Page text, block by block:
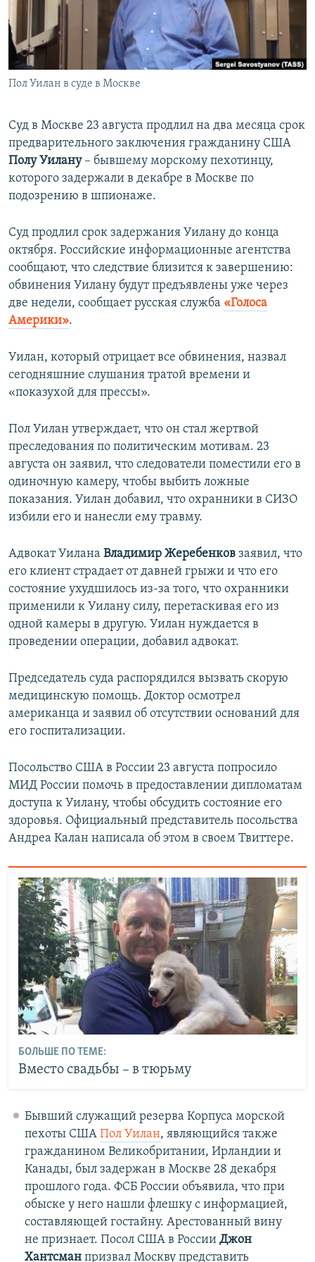
ПОБЕДИТЕЛЕЙ НЕ СУДЯТ?
КРЫМ.НЕПОКОРЕННЫЙ
ELIFBE
УКРАИНСКАЯ ПРОБЛЕМА КРЫМА
Пол Уилан в суде в Москве
Суд в Москве 23 августа продлил на два месяца срок
предварительного заключения гражданину США
Полу Уилану– бывшему морскому пехотинцу,
которого задержали в декабре в Москве по
подозрению в шпионаже.
Суд продлил срок задержания Уилану до конца
октября. Российские информационные агентства
сообщают, что следствие близится к завершению:
обвинения Уилану будут предъявлены уже через
две недели, сообщает русская служба «Голоса
Америки».
Уилан, который отрицает все обвинения, назвал
сегодняшние слушания тратой времени и
«показухой для прессы».
Пол Уилан утверждает, что он стал жертвой
преследования по политическим мотивам. 23
августа он заявил, что следователи поместили его в
одиночную камеру, чтобы выбить ложные
показания. Уилан добавил, что охранники в СИЗО
избили его и нанесли ему травму.
Адвокат Уилана Владимир Жеребенков заявил, что
его клиент страдает от давней грыжи и что его
состояние ухудшилось из-за того, что охранники
применили к Уилану силу, перетаскивая его из
одной камеры в другую. Уилан нуждается в
проведении операции, добавил адвокат.
Председатель суда распорядился вызвать скорую
медицинскую помощь. Доктор осмотрел
американца и заявил об отсутствии оснований для
его госпитализации.
Посольство США в России 23 августа попросило
МИД России помочь в предоставлении дипломатам
доступа к Уилану, чтобы обсудить состояние его
здоровья. Официальный представитель посольства
Андреа Калан написала об этом в своем Твиттере.
БОЛЬШЕ ПО ТЕМЕ:
Вместо свадьбы – в тюрьму
Бывший служащий резерва Корпуса морской
пехоты США Пол Уилан, являющийся также
гражданином Великобритании, Ирландии и
Канады, был задержан в Москве 28 декабря
прошлого года. ФСБ России объявила, что при
обыске у него нашли флешку с информацией,
составляющей гостайну. Арестованный вину
не признает. Посол США в России Джон
Хантсманпризвал Москву представить